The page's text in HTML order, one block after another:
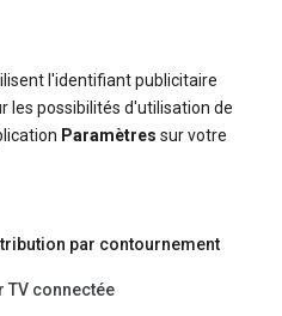
l'identifiant publicitaire
les possibilités d'utilisation de
Paramètres sur votre
par contournement
TV connectée